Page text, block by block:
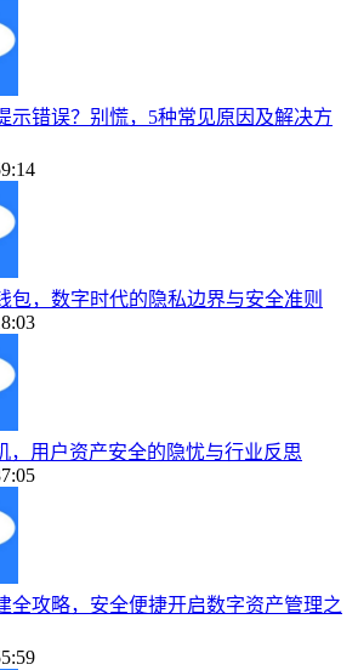
示错误？别慌，5种常见原因及解决方
包，数字时代的隐私边界与安全准则
，用户资产安全的隐忧与行业反思
全攻略，安全便捷开启数字资产管理之